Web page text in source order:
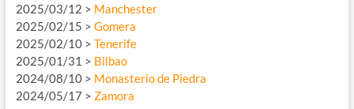
2025/03/12 > Manchester
2025/02/15 > Gomera
2025/02/10 > Tenerife
2025/01/31 > Bilbao
2024/08/10 > Monasterio de Piedra
2024/05/17 > Zamora